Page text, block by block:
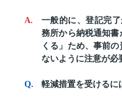
一般的に、登記完
務所から納税通知
くる」ため、事前
ないように注意が必
軽減措置を受けるに